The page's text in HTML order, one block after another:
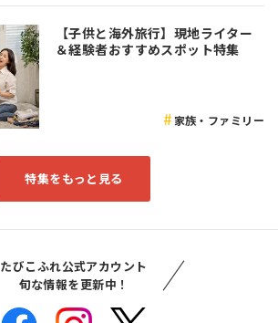
【子供と海外旅行】現地ライター
＆経験者おすすめスポット特集
家族・ファミリー
特集をもっと見る
たびこふれ公式アカウント
旬な情報を更新中！